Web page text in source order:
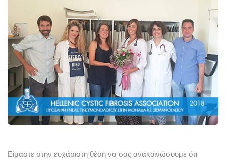
Είμαστε στην ευχάριστη θέση να σας ανακοινώσουμε ότι